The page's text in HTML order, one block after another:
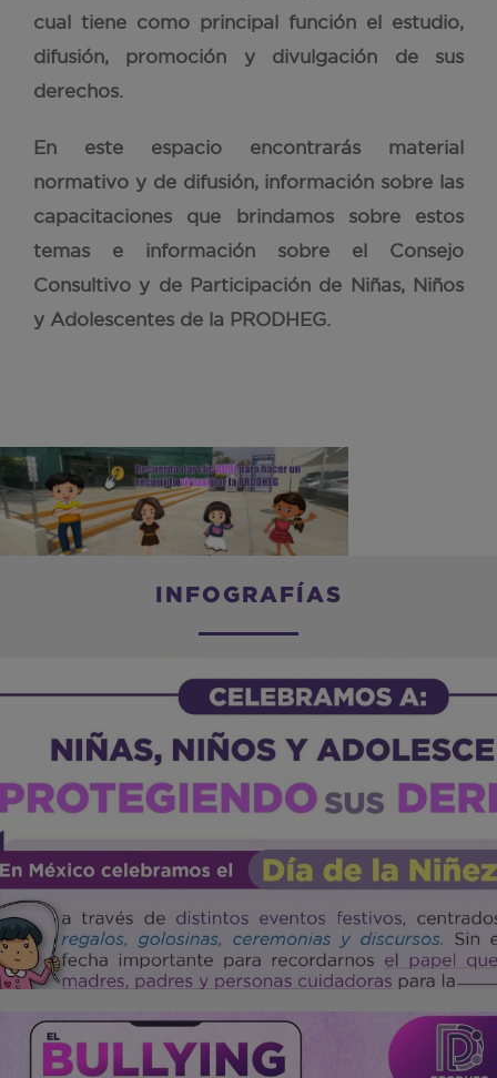
cual tiene como principal función el estudio,
difusión, promoción y divulgación de sus
derechos.
En este espacio encontrarás material
normativo y de difusión, información sobre las
capacitaciones que brindamos sobre estos
temas e información sobre el Consejo
Consultivo y de Participación de Niñas, Niños
y Adolescentes de la PRODHEG.
INFOGRAFÍAS